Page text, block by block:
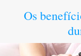
Os